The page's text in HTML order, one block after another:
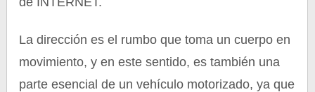
La dirección es el rumbo que toma un cuerpo en
movimiento, y en este sentido, es también una
parte esencial de un vehículo motorizado, ya que